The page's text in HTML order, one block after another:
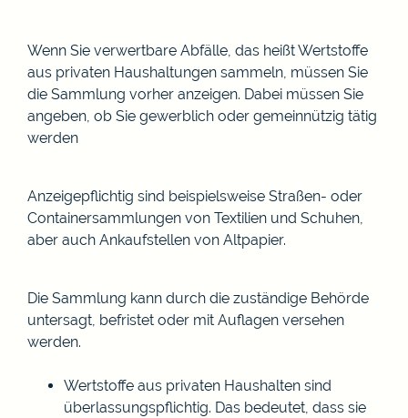
Wenn Sie verwertbare Abfälle, das heißt Wertstoffe
aus privaten Haushaltungen sammeln, müssen Sie
die Sammlung vorher anzeigen. Dabei müssen Sie
angeben, ob Sie gewerblich oder gemeinnützig tätig
werden
Anzeigepflichtig sind beispielsweise Straßen- oder
Containersammlungen von Textilien und Schuhen,
aber auch Ankaufstellen von Altpapier.
Die Sammlung kann durch die zuständige Behörde
untersagt, befristet oder mit Auflagen versehen
werden.
Wertstoffe aus privaten Haushalten sind
überlassungspflichtig. Das bedeutet, dass sie